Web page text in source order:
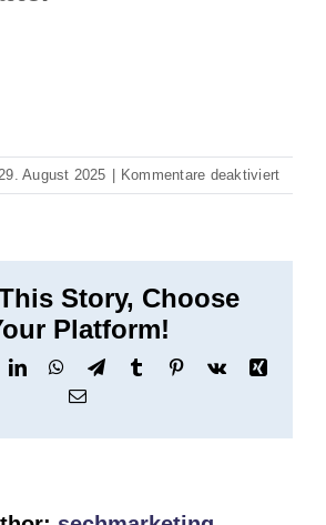
August 2025 Kommentare deaktiviertfür
Story, Choose
Platform!
LinkedInWhatsApp
TelegramTumblr Pinterest
Vk
Xing
Email